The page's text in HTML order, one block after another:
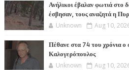
Ανήλικοι έβαλαν φωτιά στο
έσβησαν, τους αναζητά η
Unknown Aug 10,
Πέθανε στα 74 του χρόνια ο
Καλογερόπουλος
Unknown Aug 10,